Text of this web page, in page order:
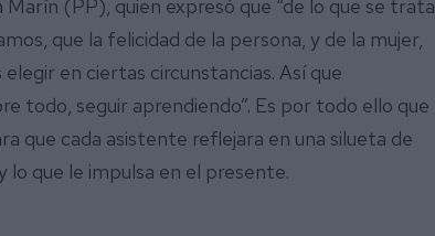
(PP), quien expresó que “de lo que se trata
que la felicidad de la persona, y de la mujer,
en ciertas circunstancias. Así que
todo, seguir aprendiendo”. Es por todo ello que
que cada asistente reflejara en una silueta de
lo que le impulsa en el presente.